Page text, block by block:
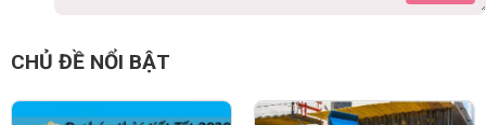
CHỦ ĐỀ NỔI BẬT